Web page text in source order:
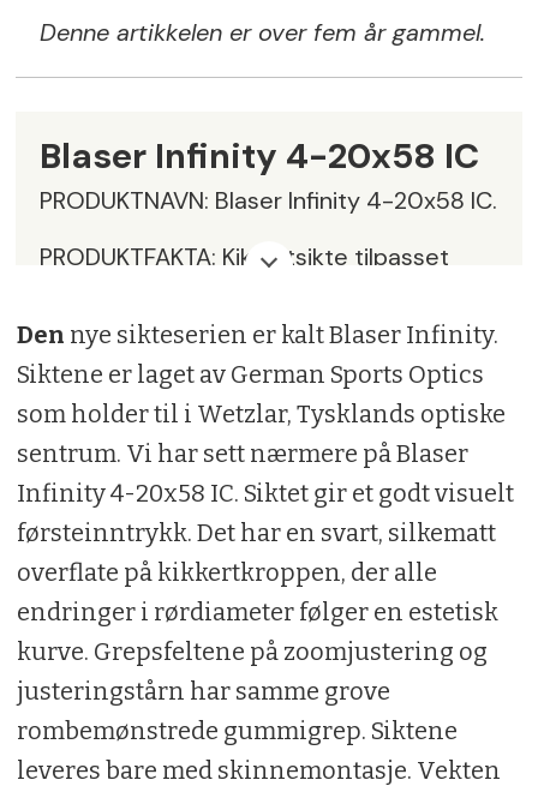
Denne artikkelen er over fem år gammel.
Blaser Infinity 4-20x58 IC
PRODUKTNAVN: Blaser Infinity 4-20x58 IC.
PRODUKTFAKTA: Kikkertsikte tilpasset
mm objektivdiameter. Kun
skinnemontasje.
Kulebanekompensator i høydetårnet, og
sideveis treffpunktjustering i venstre tårn
med 1 cm endring pr. klikk.
Medforstørrende retikkel med fire stolper
og fint kors, samt et smalt lyspunkt med
betjening i høyre tårn.
Parallaksejustering fra 50m til uendelig,
også i høyre tårn. Lyssterk optikk.
Synsfelt 9,2-1,9 m på 100 m. Øyeavstand
Den nye sikteserien er kalt Blaser Infinity.
Siktene er laget av German Sports Optics
som holder til i Wetzlar, Tysklands optiske
sentrum. Vi har sett nærmere på Blaser
Infinity 4-20x58 IC. Siktet gir et godt visuelt
førsteinntrykk. Det har en svart, silkematt
overflate på kikkertkroppen, der alle
endringer i rørdiameter følger en estetisk
kurve. Grepsfeltene på zoomjustering og
justeringstårn har samme grove
rombemønstrede gummigrep. Siktene
leveres bare med skinnemontasje. Vekten